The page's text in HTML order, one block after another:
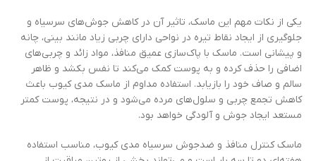
یکی از نکات مهم این ماسک، تاثیر آن در کاهش جوش‌های سرسیاه و
جلوگیری از ایجاد نقاط تیره در نواحی دارای چربی زیاد مانند بینی، چانه
و پیشانی است. ماسک با پاک‌سازی عمیق منافذ، مواد زائد و چربی‌های
اضافی را حذف کرده و به پوست کمک می‌کند تا نفس بکشد و ظاهر
سالم و صاف خود را بازیابد. استفاده مداوم از ماسک مدی کیوب باعث
کاهش تجمع چربی و سلول‌های مرده می‌شود و در نتیجه، پوست کمتر
مستعد ایجاد جوش و آلودگی خواهد بود.
ماسک کنترل منافذ و ضدجوش سرسیاه مدی کیوب، مناسب استفاده